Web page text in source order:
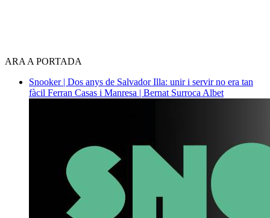
ARA A PORTADA
Snooker | Dos anys de Salvador Illa: unir i servir no era tan
fàcil Ferran Casas i Manresa | Bernat Surroca Albet